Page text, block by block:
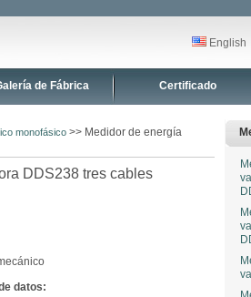
English
de Fábrica Certificado
monofásico >> Medidor de energía
DDS238 tres cables
datos: